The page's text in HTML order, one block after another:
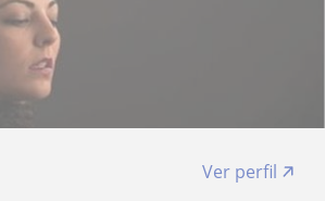
Ver perfil